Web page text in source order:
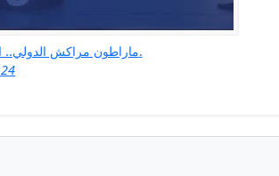
ماراطون مراكش الدولي.. العداء الكيني سامي كيتوارا يفوز باللقب.